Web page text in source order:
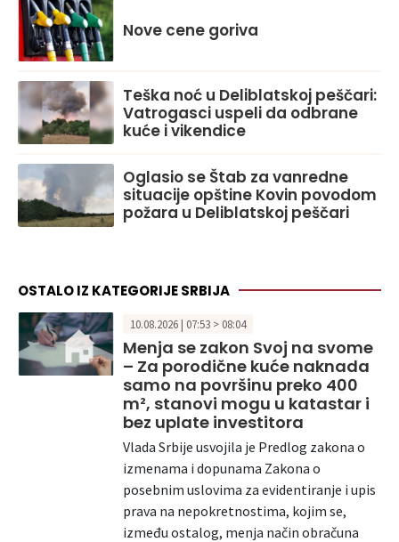
Nove cene goriva
Teška noć u Deliblatskoj peščari:
Vatrogasci uspeli da odbrane
kuće i vikendice
Oglasio se Štab za vanredne
situacije opštine Kovin povodom
požara u Deliblatskoj peščari
OSTALO IZ KATEGORIJE SRBIJA
10.08.2026 | 07:53 > 08:04
Menja se zakon Svoj na svome
– Za porodične kuće naknada
samo na površinu preko 400
m², stanovi mogu u katastar i
bez uplate investitora
Vlada Srbije usvojila je Predlog zakona o
izmenama i dopunama Zakona o
posebnim uslovima za evidentiranje i upis
prava na nepokretnostima, kojim se,
između ostalog, menja način obračuna